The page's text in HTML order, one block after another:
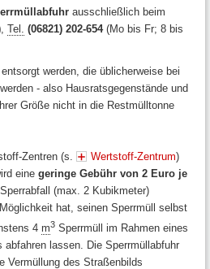
ausschließlich beim
Tel. (06821) 202-654(Mo bis Fr; 8 bis
werden, die üblicherweise bei
- also Hausratsgegenstände und
Größe nicht in die Restmülltonne
Zentren (s. Wertstoff-Zentrum)
eine geringe Gebühr von 2 Euro je
Sperrabfall (max. 2 Kubikmeter)
hat, seinen Sperrmüll selbst
4 m3 Sperrmüll im Rahmen eines
lassen. Die Sperrmüllabfuhr
Vermüllung des Straßenbilds